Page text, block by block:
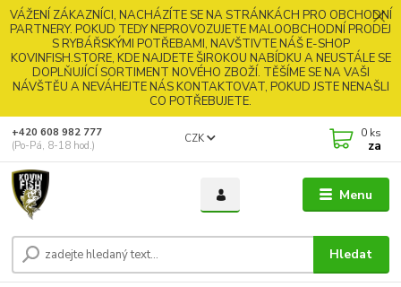
VÁŽENÍ ZÁKAZNÍCI, NACHÁZÍTE SE NA STRÁNKÁCH PRO OBCHODNÍ
PARTNERY. POKUD TEDY NEPROVOZUJETE MALOOBCHODNÍ PRODEJ
S RYBÁŘSKÝMI POTŘEBAMI, NAVŠTIVTE NÁŠ E-SHOP
KOVINFISH.STORE, KDE NAJDETE ŠIROKOU NABÍDKU A NEUSTÁLE SE
DOPLŇUJÍCÍ SORTIMENT NOVÉHO ZBOŽÍ. TĚŠÍME SE NA VAŠI
NÁVŠTĚU A NEVÁHEJTE NÁS KONTAKTOVAT, POKUD JSTE NENAŠLI
CO POTŘEBUJETE.
Menu
CZK
Hledat
+420 608 982 777
(Po-Pá, 8-18 hod.)
0 ks
za